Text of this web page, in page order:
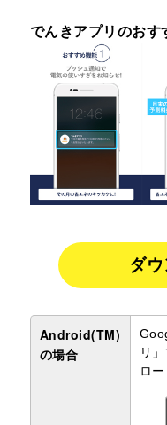
でんきアプリのおす
ダ
Android(TM)
の場合
リ
ロー